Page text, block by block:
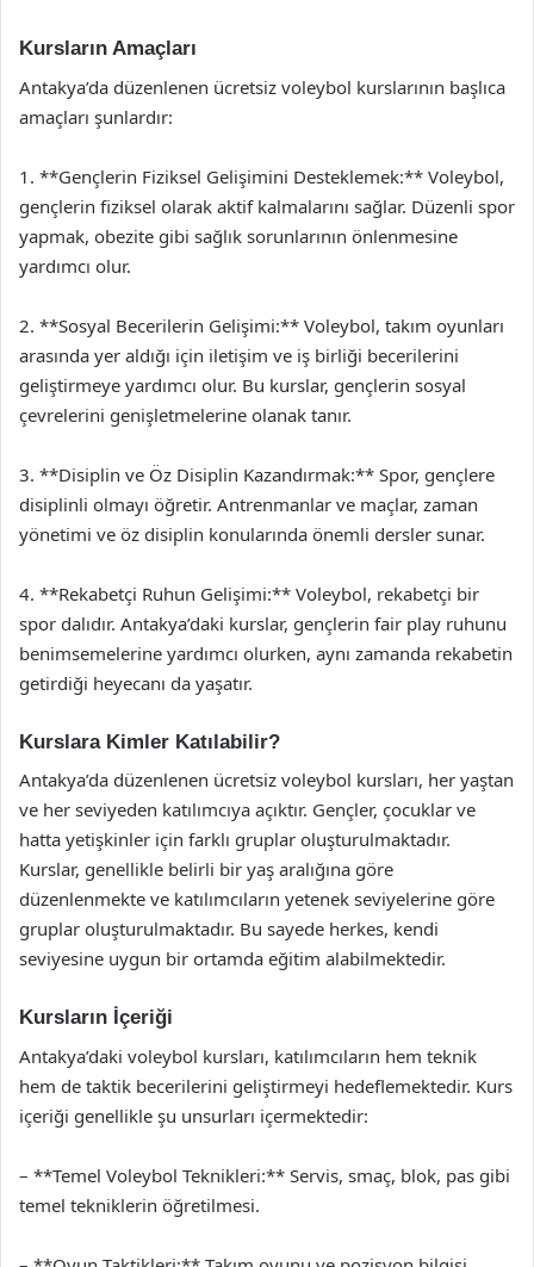
Kursların Amaçları
Antakya’da düzenlenen ücretsiz voleybol kurslarının başlıca
amaçları şunlardır:
1. **Gençlerin Fiziksel Gelişimini Desteklemek:** Voleybol,
gençlerin fiziksel olarak aktif kalmalarını sağlar. Düzenli spor
yapmak, obezite gibi sağlık sorunlarının önlenmesine
yardımcı olur.
2. **Sosyal Becerilerin Gelişimi:** Voleybol, takım oyunları
arasında yer aldığı için iletişim ve iş birliği becerilerini
geliştirmeye yardımcı olur. Bu kurslar, gençlerin sosyal
çevrelerini genişletmelerine olanak tanır.
3. **Disiplin ve Öz Disiplin Kazandırmak:** Spor, gençlere
disiplinli olmayı öğretir. Antrenmanlar ve maçlar, zaman
yönetimi ve öz disiplin konularında önemli dersler sunar.
4. **Rekabetçi Ruhun Gelişimi:** Voleybol, rekabetçi bir
spor dalıdır. Antakya’daki kurslar, gençlerin fair play ruhunu
benimsemelerine yardımcı olurken, aynı zamanda rekabetin
getirdiği heyecanı da yaşatır.
Kurslara Kimler Katılabilir?
Antakya’da düzenlenen ücretsiz voleybol kursları, her yaştan
ve her seviyeden katılımcıya açıktır. Gençler, çocuklar ve
hatta yetişkinler için farklı gruplar oluşturulmaktadır.
Kurslar, genellikle belirli bir yaş aralığına göre
düzenlenmekte ve katılımcıların yetenek seviyelerine göre
gruplar oluşturulmaktadır. Bu sayede herkes, kendi
seviyesine uygun bir ortamda eğitim alabilmektedir.
Kursların İçeriği
Antakya’daki voleybol kursları, katılımcıların hem teknik
hem de taktik becerilerini geliştirmeyi hedeflemektedir. Kurs
içeriği genellikle şu unsurları içermektedir:
– **Temel Voleybol Teknikleri:** Servis, smaç, blok, pas gibi
temel tekniklerin öğretilmesi.